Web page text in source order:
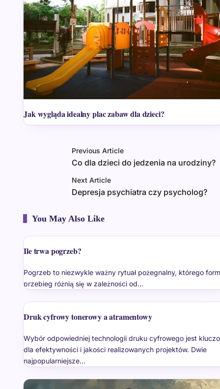
Jak wygląda idealny plac zabaw dla dzieci?
Previous Article
Co dla dzieci do jedzenia na urodziny?
Next Article
Depresja psychiatra czy psycholog?
You May Also Like
Ile trwa pogrzeb?
Pogrzeb to niezwykle ważny rytuał pożegnalny, którego
przebieg różnią się w zależności od…
Druk cyfrowy tonerowy a atramentowy
Wybór odpowiedniej technologii druku cyfrowego jest
dla efektywności i jakości realizowanych projektów. Dwie
najpopularniejsze…